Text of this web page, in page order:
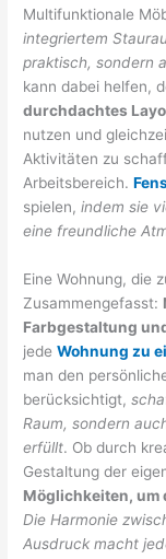
Multifunktionale
integriertem
praktisch, sondern
kann dabei helfen,
durchdachtes
nutzen und
Aktivitäten zu
Arbeitsbereich.
spielen,indem sie
eine freundliche
Eine Wohnung, die
Zusammengefasst:
Farbgestaltung
jedeWohnung zu
man den
berücksichtigt,
Raum, sondern
erfüllt. Ob durch
Gestaltung der
Möglichkeiten, um
Die Harmonie
Ausdruck macht